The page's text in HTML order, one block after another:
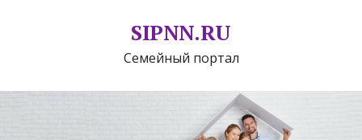
SIPNN.RU
Семейный портал